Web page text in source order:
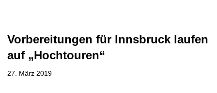
Vorbereitungen für Innsbruck laufen
auf „Hochtouren“
27. März 2019